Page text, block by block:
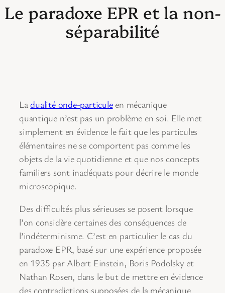
Le paradoxe EPR et la non-
séparabilité
Ladualité onde-particuleen mécanique
quantique n’est pas un problème en soi. Elle met
simplement en évidence le fait que les particules
élémentaires ne se comportent pas comme les
objets de la vie quotidienne et que nos concepts
familiers sont inadéquats pour décrire le monde
microscopique.
Des difficultés plus sérieuses se posent lorsque
l’on considère certaines des conséquences de
l’indéterminisme. C’est en particulier le cas du
paradoxe EPR, basé sur une expérience proposée
en 1935 par Albert Einstein, Boris Podolsky et
Nathan Rosen, dans le but de mettre en évidence
des contradictions supposées de la mécanique